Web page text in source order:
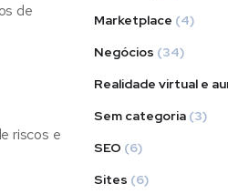
de
riscos e
Marketplace (4)
Negócios (34)
Realidade virtual e
Sem categoria (3)
SEO (6)
Sites (6)